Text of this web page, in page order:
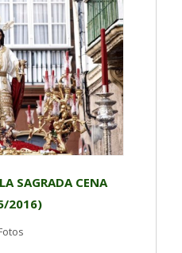
SAGRADA CENA
2016)